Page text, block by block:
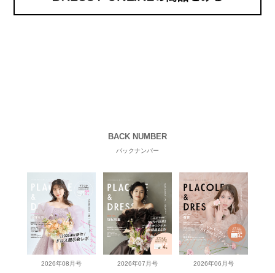
BACK NUMBER
バックナンバー
2026年08月号 2026年07月号 2026年06月号